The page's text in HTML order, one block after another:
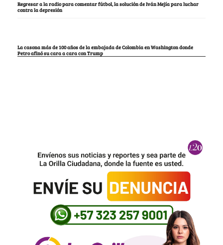
Regresar a la radio para comentar fútbol, la solución de Iván Mejía para luchar
contra la depresión
La casona más de 100 años de la embajada de Colombia en Washington donde
Petro afinó su cara a cara con Trump